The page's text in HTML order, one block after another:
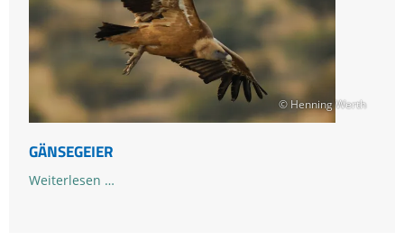
© Henning Werth
GÄNSEGEIER
Weiterlesen …